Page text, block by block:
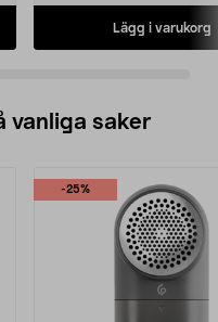
Lägg i varukorg
vanliga saker
-25%